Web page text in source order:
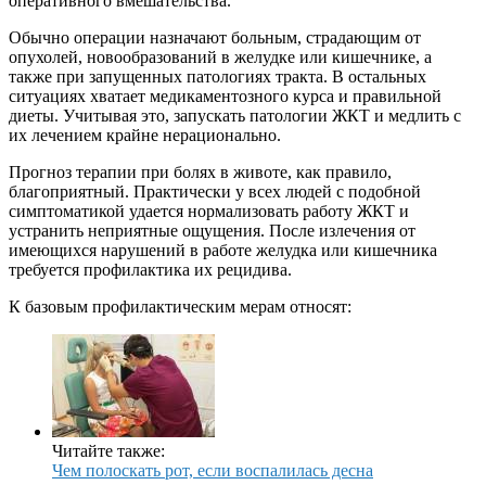
Обычно операции назначают больным, страдающим от
опухолей, новообразований в желудке или кишечнике, а
также при запущенных патологиях тракта. В остальных
ситуациях хватает медикаментозного курса и правильной
диеты. Учитывая это, запускать патологии ЖКТ и медлить с
их лечением крайне нерационально.
Прогноз терапии при болях в животе, как правило,
благоприятный. Практически у всех людей с подобной
симптоматикой удается нормализовать работу ЖКТ и
устранить неприятные ощущения. После излечения от
имеющихся нарушений в работе желудка или кишечника
требуется профилактика их рецидива.
К базовым профилактическим мерам относят:
Читайте также:
Чем полоскать рот, если воспалилась десна